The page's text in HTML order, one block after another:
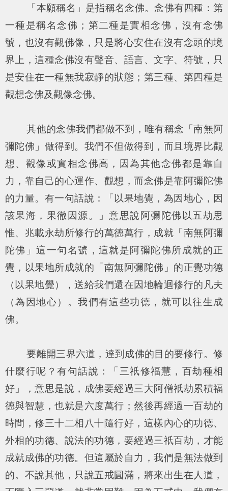
「本願稱名」是指稱名念佛。念佛有四種：第
一種是稱名念佛；第二種是實相念佛，沒有念佛
號，也沒有觀佛像，只是將心安住在沒有念頭的境
界上，這種念佛沒有聲音、語言、文字、符號，只
是安住在一種無我寂靜的狀態；第三種、第四種是
觀想念佛及觀像念佛。
其他的念佛我們都做不到，唯有稱念「南無阿
彌陀佛」做得到。我們不但做得到，而且境界比觀
想、觀像或實相念佛高，因為其他念佛都是靠自
力，靠自己的心運作、觀想，而念佛是靠阿彌陀佛
的力量。有一句話說：「以果地覺，為因地心，因
該果海，果徹因源。」意思說阿彌陀佛以五劫思
惟、兆載永劫所修行的萬德萬行，成就「南無阿彌
陀佛」這一句名號，這就是阿彌陀佛所成就的正
覺，以果地所成就的「南無阿彌陀佛」的正覺功德
（以果地覺），送給我們還在因地輪迴修行的凡夫
（為因地心）。我們有這些功德，就可以往生成
佛。
要離開三界六道，達到成佛的目的要修行。修
什麼行呢？有句話說：「三祇修福慧，百劫種相
好」，意思是說，成佛要經過三大阿僧祇劫累積福
德與智慧，也就是六度萬行；然後再經過一百劫的
時間，修三十二相八十隨行好，這樣內心的功德、
外相的功德、說法的功德，要經過三祇百劫，才能
成就成佛的功德。但這屬於自力，我們是無法做到
的。不說其他，只說五戒圓滿，將來出生在人道，